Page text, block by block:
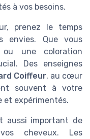
à vos besoins.
prenez le temps
envies. Que vous
une coloration
Des enseignes
Coiffeur, au cœur
souvent à votre
et expérimentés.
aussi important de
cheveux. Les